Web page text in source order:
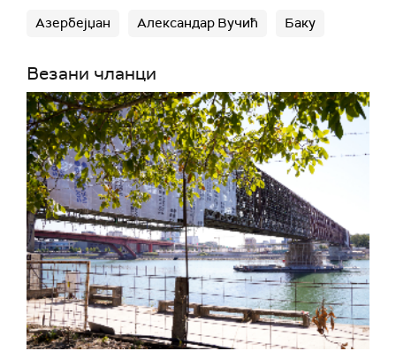
Азербејџан Александар Вучић Баку
Везани чланци